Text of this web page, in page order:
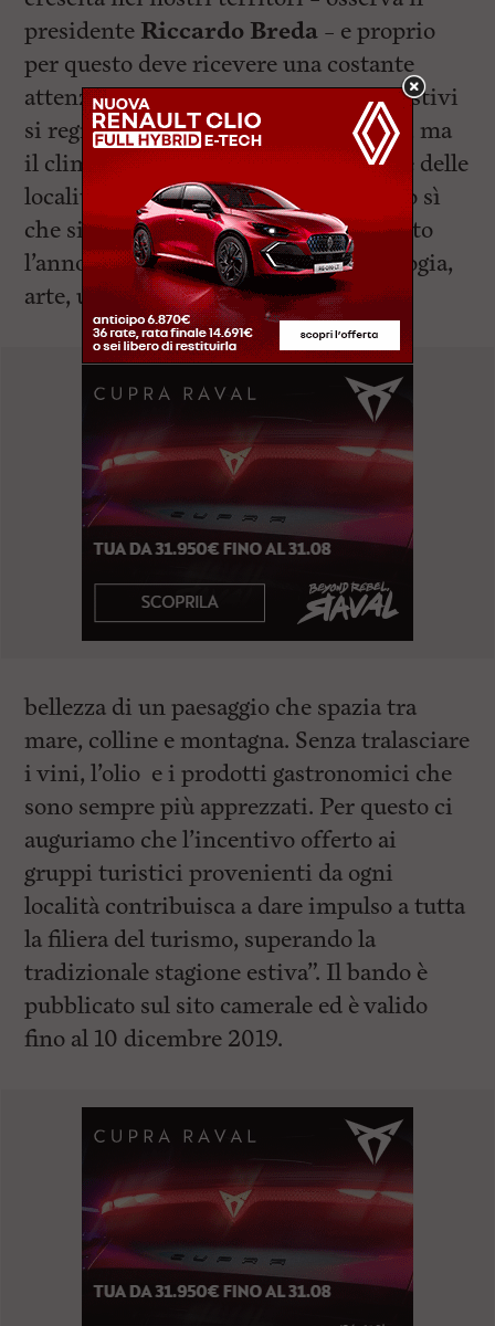
presidente Riccardo Breda – e proprio
per questo deve ricevere una costante
attenzione. E’ naturale che nei mesi estivi
si registrino le presenze più massicce, ma
il clima e le particolari caratteristiche delle
località maremmane e livornesi fanno sì
che sia piacevole visitarle durante tutto
l’anno. Qui si fondono storia, archeologia,
arte, unite alla
bellezza di un paesaggio che spazia tra
mare, colline e montagna. Senza tralasciare
i vini, l’olio e i prodotti gastronomici che
sono sempre più apprezzati. Per questo ci
auguriamo che l’incentivo offerto ai
gruppi turistici provenienti da ogni
località contribuisca a dare impulso a tutta
la filiera del turismo, superando la
tradizionale stagione estiva”. Il bando è
pubblicato sul sito camerale ed è valido
fino al 10 dicembre 2019.